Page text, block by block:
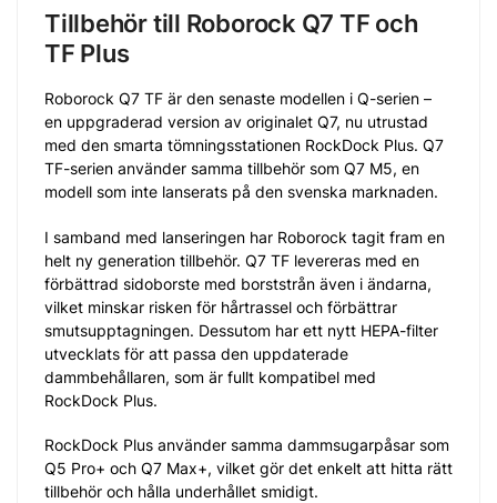
Tillbehör till Roborock Q7 TF och
TF Plus
Roborock Q7 TF är den senaste modellen i Q-serien –
en uppgraderad version av originalet Q7, nu utrustad
med den smarta tömningsstationen RockDock Plus. Q7
TF-serien använder samma tillbehör som Q7 M5, en
modell som inte lanserats på den svenska marknaden.
I samband med lanseringen har Roborock tagit fram en
helt ny generation tillbehör. Q7 TF levereras med en
förbättrad sidoborste med borststrån även i ändarna,
vilket minskar risken för hårtrassel och förbättrar
smutsupptagningen. Dessutom har ett nytt HEPA-filter
utvecklats för att passa den uppdaterade
dammbehållaren, som är fullt kompatibel med
RockDock Plus.
RockDock Plus använder samma dammsugarpåsar som
Q5 Pro+ och Q7 Max+, vilket gör det enkelt att hitta rätt
tillbehör och hålla underhållet smidigt.